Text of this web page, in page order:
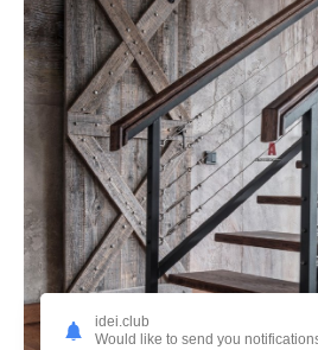
idei.club
Would like to send you